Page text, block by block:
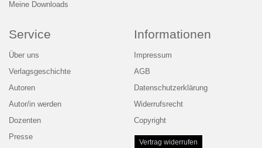
Meine Downloads
Service
Über uns
Verlagsgeschichte
Autoren
Autor/in werden
Dozenten
Presse
Informationen
Impressum
AGB
Datenschutzerklärung
Widerrufsrecht
Copyright
Vertrag widerrufen